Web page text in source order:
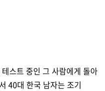
테스트 중인 그 사람에게 돌아
40대 한국 남자는 조기